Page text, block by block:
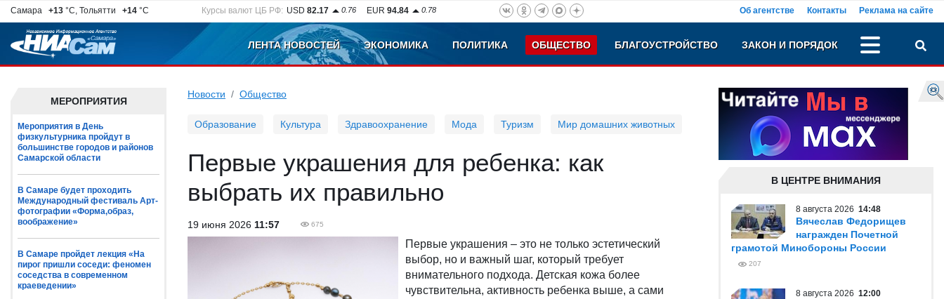
Самара +13 °C, Тольятти +14 °C Курсы валют ЦБ РФ: USD 82.17 0.76 EUR 94.84 0.78 Об агентстве Контакты Реклама на сайте
ЛЕНТА НОВОСТЕЙ ЭКОНОМИКА ПОЛИТИКА ОБЩЕСТВО БЛАГОУСТРОЙСТВО ЗАКОН И ПОРЯДОК
МЕРОПРИЯТИЯ
Мероприятия в День
физкультурника пройдут в
большинстве городов и районов
Самарской области
В Самаре будет проходить
Международный фестиваль Арт-
фотографии «Форма,образ,
воображение»
В Самаре пройдет лекция «На
пирог пришли соседи: феномен
соседства в современном
краеведении»
Новости Общество
Образование Культура Здравоохранение Мода Туризм Мир домашних животных
Первые украшения для ребенка: как
выбрать их правильно
19 июня 2026 11:57 675
Первые украшения – это не только эстетический
выбор, но и важный шаг, который требует
внимательного подхода. Детская кожа более
чувствительна, активность ребенка выше, а сами
В ЦЕНТРЕ ВНИМАНИЯ
8 августа 2026 14:48
Вячеслав Федорищев
награжден Почетной
грамотой Минобороны России
207
8 августа 2026 12:00